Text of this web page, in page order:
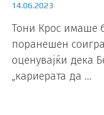
14.06.2023
Тони Крос имаше
поранешен
оценувајќи дека
„кариерата да …